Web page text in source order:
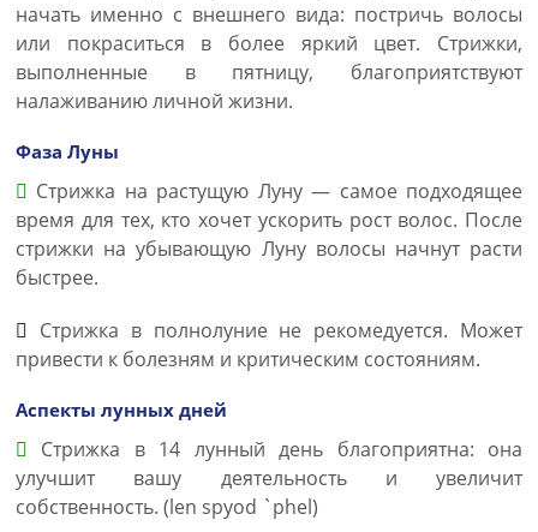
начать именно с внешнего вида: постричь волосы
или покраситься в более яркий цвет. Стрижки,
выполненные в пятницу, благоприятствуют
налаживанию личной жизни.
Фаза Луны
Стрижка на растущую Луну — самое подходящее
время для тех, кто хочет ускорить рост волос. После
стрижки на убывающую Луну волосы начнут расти
быстрее.
Стрижка в полнолуние не рекомедуется. Может
привести к болезням и критическим состояниям.
Аспекты лунных дней
Стрижка в 14 лунный день благоприятна: она
улучшит вашу деятельность и увеличит
собственность. (len spyod `phel)